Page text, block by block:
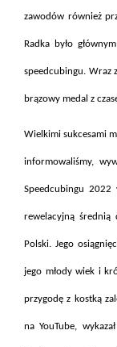
zawodów również
Radka było
speedcubingu. Wraz
brązowy medal z
Wielkimi sukcesami
informowaliśmy,
Speedcubingu 2022
rewelacyjną średnią
Polski. Jego
jego młody wiek i
przygodę z kostką
na YouTube,